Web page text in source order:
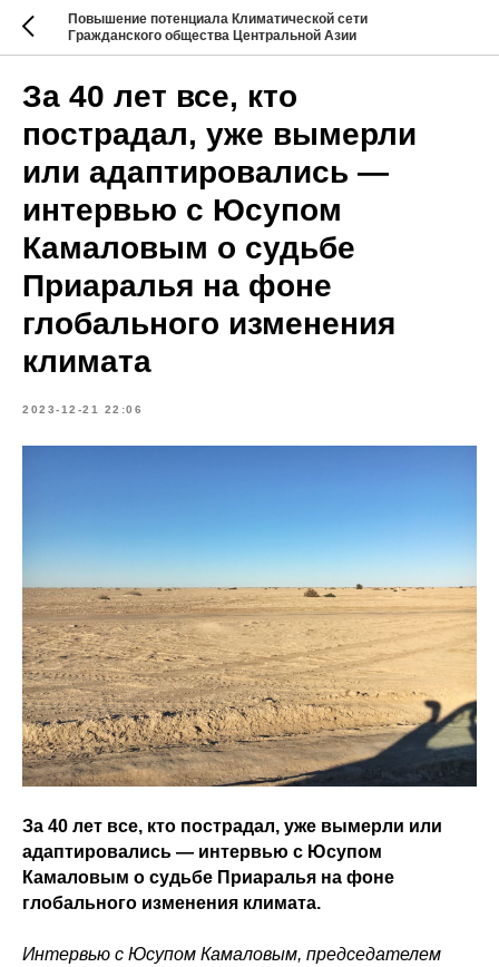
Повышение потенциала Климатической сети
Гражданского общества Центральной Азии
За 40 лет все, кто
пострадал, уже вымерли
или адаптировались —
интервью с Юсупом
Камаловым о судьбе
Приаралья на фоне
глобального изменения
климата
2023-12-21 22:06
За 40 лет все, кто пострадал, уже вымерли или
адаптировались — интервью с Юсупом
Камаловым о судьбе Приаралья на фоне
глобального изменения климата.
Интервью с Юсупом Камаловым, председателем